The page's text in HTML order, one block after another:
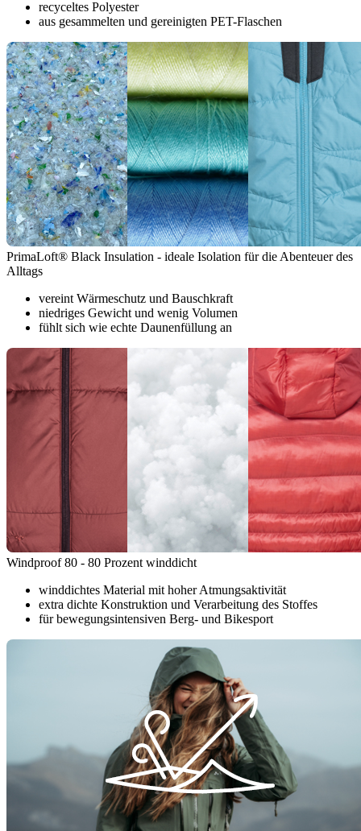
recyceltes Polyester
aus gesammelten und gereinigten PET-Flaschen
PrimaLoft® Black Insulation - ideale Isolation für die Abenteuer des
Alltags
vereint Wärmeschutz und Bauschkraft
niedriges Gewicht und wenig Volumen
fühlt sich wie echte Daunenfüllung an
Windproof 80 - 80 Prozent winddicht
winddichtes Material mit hoher Atmungsaktivität
extra dichte Konstruktion und Verarbeitung des Stoffes
für bewegungsintensiven Berg- und Bikesport